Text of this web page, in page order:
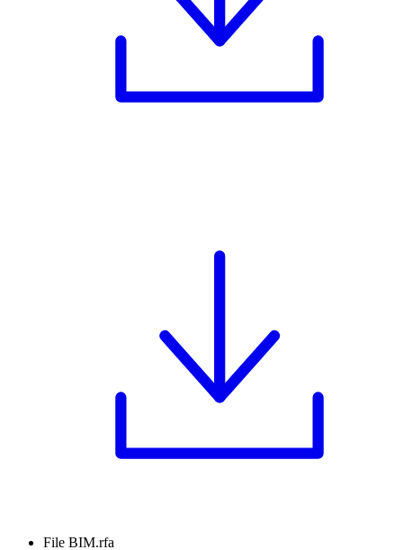
File BIM.rfa